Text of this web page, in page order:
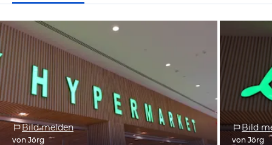
Bild melden
von Jörg
Bild
von Jörg